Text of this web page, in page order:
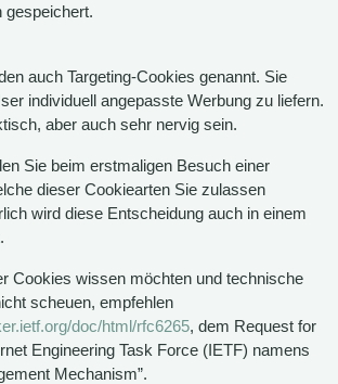
gespeichert.
auch Targeting-Cookies genannt. Sie
individuell angepasste Werbung zu liefern.
aber auch sehr nervig sein.
Sie beim erstmaligen Besuch einer
dieser Cookiearten Sie zulassen
wird diese Entscheidung auch in einem
Cookies wissen möchten und technische
scheuen, empfehlen
doc/html/rfc6265, dem Request for
Engineering Task Force (IETF) namens
Mechanism”.